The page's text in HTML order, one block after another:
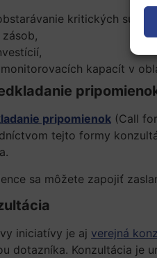
kritických surovín,
kapacít v
pripomienok (Call
tejto formy
sa môžete zapojiť
iniciatívy je aj verejná
dotazníka. Konzultácia je